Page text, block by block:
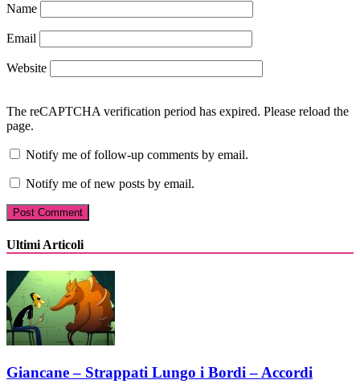
Name
Email
Website
The reCAPTCHA verification period has expired. Please reload the
page.
Notify me of follow-up comments by email.
Notify me of new posts by email.
Ultimi Articoli
Giancane – Strappati Lungo i Bordi – Accordi